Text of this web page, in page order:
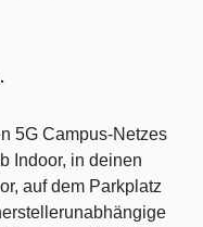
5G Campus-Netzes
Indoor, in deinen
auf dem Parkplatz